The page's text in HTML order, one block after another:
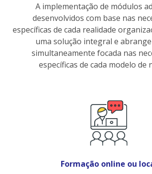
A implementação de módulos
desenvolvidos com base nas
específicas de cada realidade
uma solução integral e
simultaneamente focada nas
específicas de cada modelo de
Formação online ou